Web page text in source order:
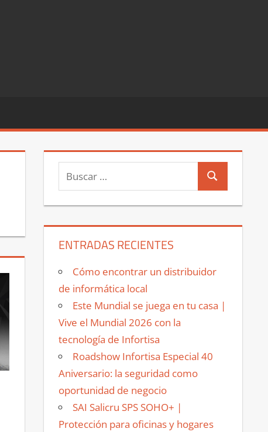
Buscar:
Buscar
ENTRADAS RECIENTES
Cómo encontrar un distribuidor
de informática local
Este Mundial se juega en tu casa |
Vive el Mundial 2026 con la
tecnología de Infortisa
Roadshow Infortisa Especial 40
Aniversario: la seguridad como
oportunidad de negocio
SAI Salicru SPS SOHO+ |
Protección para oficinas y hogares